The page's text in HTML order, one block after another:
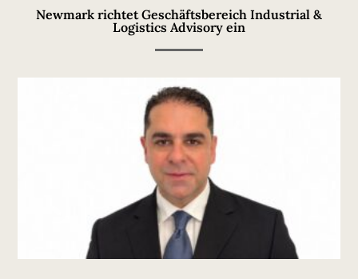
Newmark richtet Geschäftsbereich Industrial &
Logistics Advisory ein